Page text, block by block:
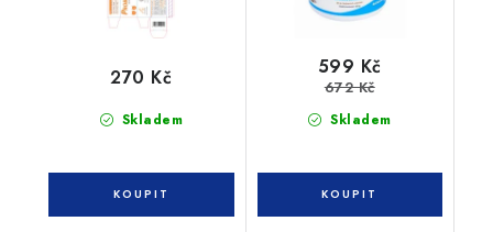
Skladem
270 Kč
Skladem
599 Kč
672 Kč